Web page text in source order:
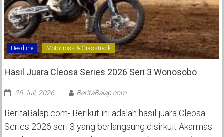
Headline Motocross & Grasstrack
Hasil Juara Cleosa Series 2026 Seri 3 Wonosobo ‎
26 Juli, 2026 BeritaBalap.com
BeritaBalap.com- Berikut ini adalah hasil juara Cleosa
Series 2026 seri 3 yang berlangsung disirkuit Akarmas